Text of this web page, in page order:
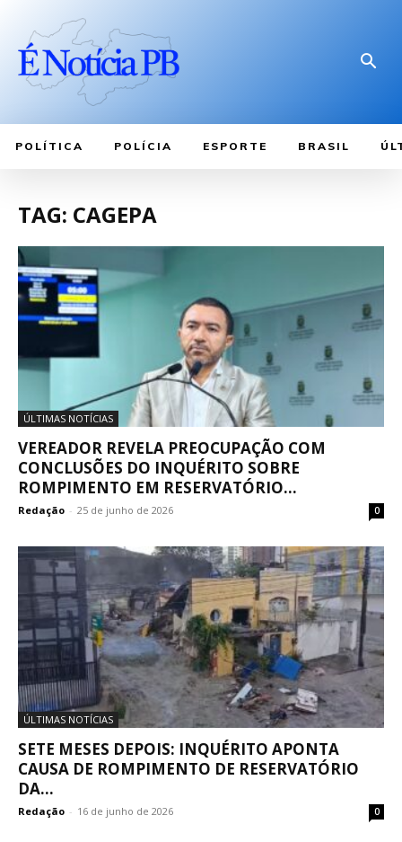
POLÍTICA POLÍCIA ESPORTE BRASIL
TAG: CAGEPA
ÚLTIMAS NOTÍCIAS
VEREADOR REVELA PREOCUPAÇÃO COM
CONCLUSÕES DO INQUÉRITO SOBRE
ROMPIMENTO EM RESERVATÓRIO...
Redação - 25 de junho de 2026 0
ÚLTIMAS NOTÍCIAS
SETE MESES DEPOIS: INQUÉRITO APONTA
CAUSA DE ROMPIMENTO DE RESERVATÓRIO
DA...
Redação - 16 de junho de 2026 0